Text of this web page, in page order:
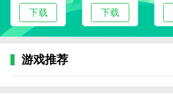
下载 下载
游戏推荐